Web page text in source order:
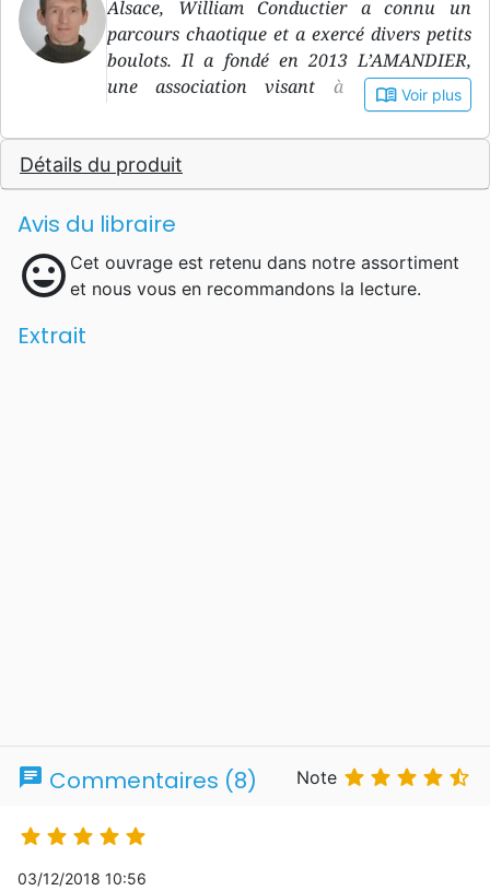
Alsace, William Conductier a connu un
parcours chaotique et a exercé divers petits
boulots. Il a fondé en 2013 L’AMANDIER,
une association visant à entourer les
book_open Voir plus
Détails du produit
Avis du libraire
mood Cet ouvrage est retenu dans notre assortiment
et nous vous en recommandons la lecture.
Extrait
chat Commentaires (8) Note     
    
03/12/2018 10:56